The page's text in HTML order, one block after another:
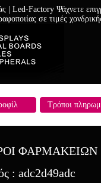
| Led-Factory Ψάχνετε
σε τιμές
Τρόποι
ΦΑΡΜΑΚΕΙΩΝ
: adc2d49adc